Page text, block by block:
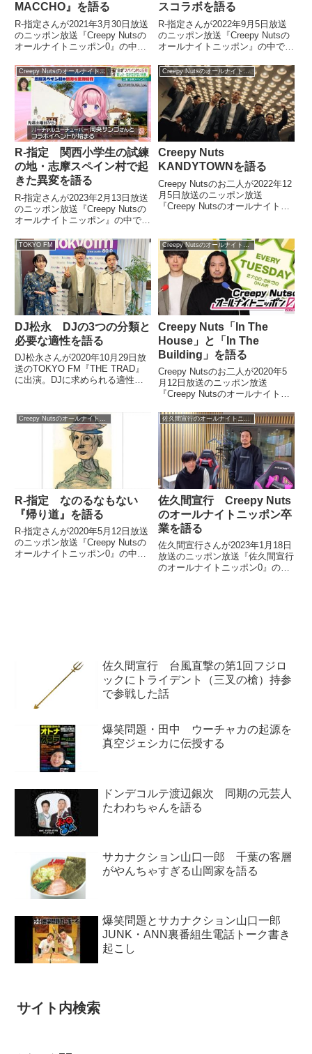
MACCHO』を語る
R-指定さんが2021年3月30日放送
のニッポン放送『Creepy Nutsの
オールナイトニッポン0』の中で
Benjazzy, MACCHO』を紹介し
ていました。
スコラボを語る
R-指定さんが2022年9月5日放送
のニッポン放送『Creepy Nutsの
オールナイトニッポン』の中で
2022』で実現したマキシマム ザ
ホルモンとの『爪爪爪』コラボに
ついて話していました。
Creepy Nutsのオールナイトニッポン0
R-指定 関西小学生の試練
の地・志摩スペイン村で起
きた異変を語る
R-指定さんが2023年2月13日放送
のニッポン放送『Creepy Nutsの
オールナイトニッポン』の中で関
の地、志摩スペイン村パルケエス
パーニャで今、異変が起きている
ことについて話していました。
Creepy Nutsのオールナイトニッポン0
Creepy Nuts
KANDYTOWNを語る
Creepy Nutsのお二人が2022年12
月5日放送のニッポン放送
『Creepy Nutsのオールナイトニ
表。KANDYTOWNというクルー
について話していました。
TOKYO FM
DJ松永 DJの3つの分類と
必要な適性を語る
DJ松永さんが2020年10月29日放
送のTOKYO FM『THE TRAD』
に出演。DJに求められる適性に
MUSIC RECOMMEND】本日の
お客様はDJナカムラこと #...
Creepy Nutsのオールナイトニッポン0
Creepy Nuts「In The
House」と「In The
Building」を語る
Creepy Nutsのお二人が2020年5
月12日放送のニッポン放送
『Creepy Nutsのオールナイトニ
語「In The House」と「In The
Building」について話していまし
た。Creep...
Creepy Nutsのオールナイトニッポン0
R-指定 なのるなもない
『帰り道』を語る
R-指定さんが2020年5月12日放送
のニッポン放送『Creepy Nutsの
オールナイトニッポン0』の中で
佐久間宣行のオールナイトニッポン0
佐久間宣行 Creepy Nuts
のオールナイトニッポン卒
業を語る
佐久間宣行さんが2023年1月18日
放送のニッポン放送『佐久間宣行
のオールナイトニッポン0』の中
佐久間宣行 台風直撃の第1回フジロ
ックにトライデント（三叉の槍）持参
で参戦した話
爆笑問題・田中 ウーチャカの起源を
真空ジェシカに伝授する
ドンデコルテ渡辺銀次 同期の元芸人
たわわちゃんを語る
サカナクション山口一郎 千葉の客層
がやんちゃすぎる山岡家を語る
爆笑問題とサカナクション山口一郎
JUNK・ANN裏番組生電話トーク書き
起こし
サイト内検索